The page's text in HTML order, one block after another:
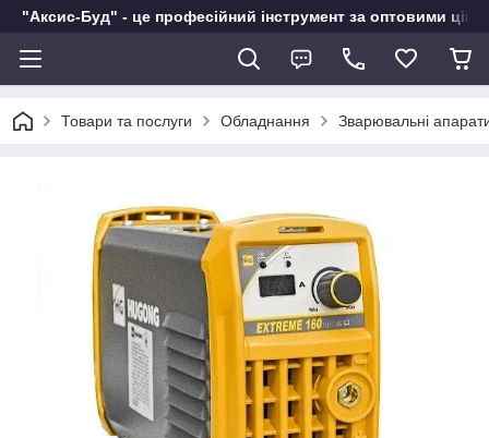
"Аксис-Буд" - це професійний інструмент за оптовими
Товари та послуги Обладнання Зварювальні